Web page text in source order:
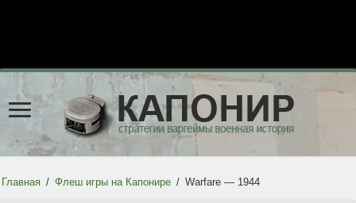
Главная / Флеш игры на Капонире / Warfare — 1944